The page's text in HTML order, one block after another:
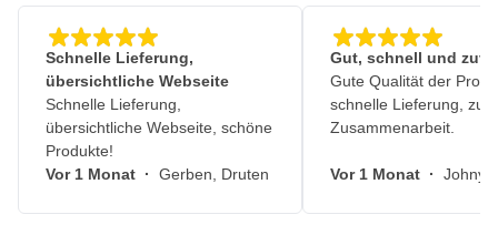
Schnelle Lieferung,
übersichtliche Webseite
Schnelle Lieferung,
übersichtliche Webseite, schöne
Produkte!
Vor 1 Monat · Gerben, Druten
Gut, schnell und
Gute Qualität der
schnelle Lieferung,
Zusammenarbeit.
Vor 1 Monat · Johny,